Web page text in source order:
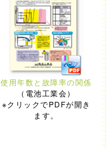
使用年数と故障率の関係
（電池工業会）
※クリックでPDFが開き
ます。